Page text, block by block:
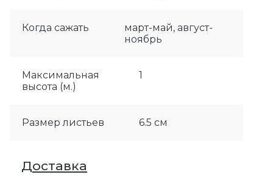
Когда сажать
март-май, август-
ноябрь
Максимальная
высота (м.)
1
Размер листьев 6.5 см
Доставка